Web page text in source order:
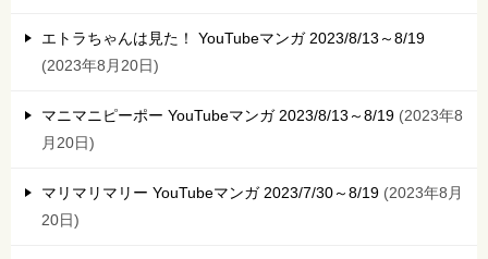
エトラちゃんは見た！ YouTubeマンガ 2023/8/13～8/19
2023年8月20日
マニマニピーポー YouTubeマンガ 2023/8/13～8/19
2023年8
月20日
マリマリマリー YouTubeマンガ 2023/7/30～8/19
2023年8月
20日